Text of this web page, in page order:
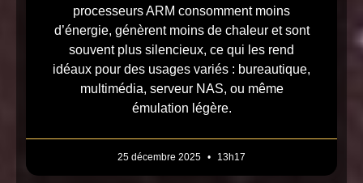
processeurs ARM consomment moins
d’énergie, génèrent moins de chaleur et sont
souvent plus silencieux, ce qui les rend
idéaux pour des usages variés : bureautique,
multimédia, serveur NAS, ou même
émulation légère.
25 décembre 2025 13h17